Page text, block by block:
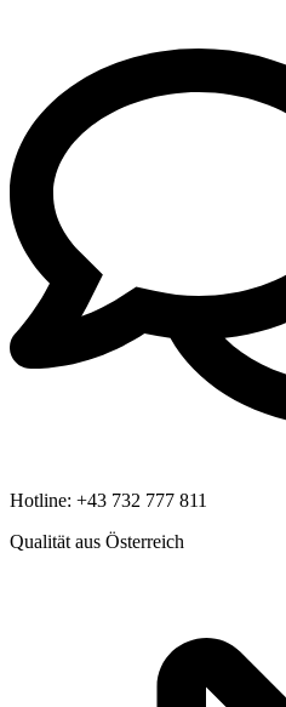
Hotline: +43 732 777 811
Qualität aus Österreich